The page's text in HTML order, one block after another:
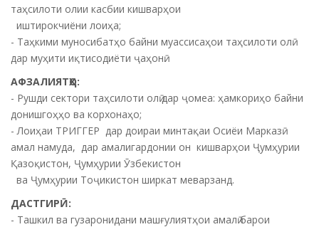
таҳсилоти олии касбии кишварҳои
иштирокчиёни лоиҳа;
- Таҳкими муносибатҳо байни муассисаҳои таҳсилоти олӣ
дар муҳити иқтисодиёти ҷаҳонӣ.
АФЗАЛИЯТҲО:
- Рушди сектори таҳсилоти олӣ дар ҷомеа: ҳамкориҳо байни
донишгоҳҳо ва корхонаҳо;
- Лоиҳаи ТРИГГЕР дар доираи минтақаи Осиёи Марказӣ
амал намуда, дар амалигардонии он кишварҳои Ҷумҳурии
Қазоқистон, Ҷумҳурии Ӯзбекистон
ва Ҷумҳурии Тоҷикистон ширкат меварзанд.
ДАСТГИРӢ:
- Ташкил ва гузаронидани машғулиятҳои амалӣ барои